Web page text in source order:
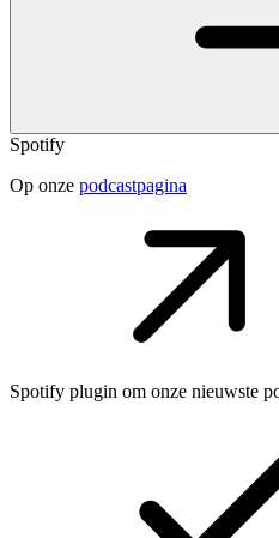
Spotify
Op onze podcastpagina
Spotify plugin om onze nieuwste